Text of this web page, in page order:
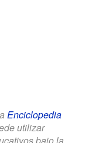
Enciclopedia
utilizar